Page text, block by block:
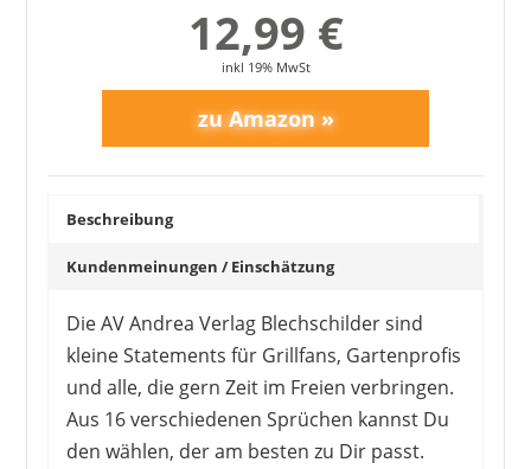
12,99 €
inkl 19% MwSt
Beschreibung
Kundenmeinungen / Einschätzung
Die AV Andrea Verlag Blechschilder sind
kleine Statements für Grillfans, Gartenprofis
und alle, die gern Zeit im Freien verbringen.
Aus 16 verschiedenen Sprüchen kannst Du
den wählen, der am besten zu Dir passt.